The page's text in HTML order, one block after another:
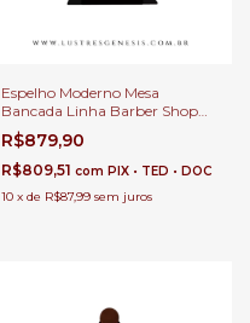
Espelho Moderno Mesa
Bancada Linha Barber Shop
com LED Touch Para
Barbearia, Estúdios, Banheiro,
Penteadeira, Salão de Beleza e
Lojas
R$879,90
R$809,51 com PIX • TED • DOC
10 x de R$87,99 sem juros